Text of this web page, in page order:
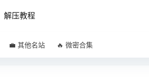
解压教程
💼 其他名站 🔥 微密合集